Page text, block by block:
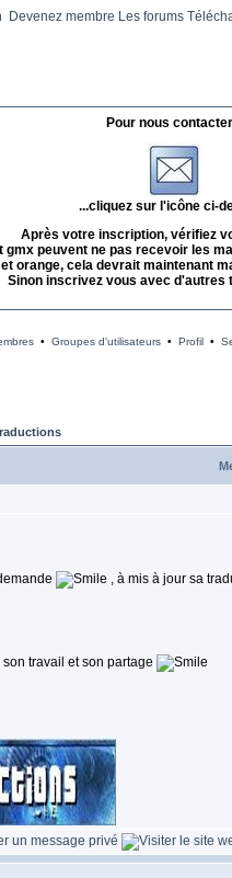
Devenez membre Les forums
Pour nous
...cliquez sur l'icône ci-
Après votre inscription, vérifiez
gmx peuvent ne pas recevoir les
orange, cela devrait maintenant
Sinon inscrivez vous avec d'autres
• Groupes d'utilisateurs• Profil•
, à mis à jour sa
travail et son partage